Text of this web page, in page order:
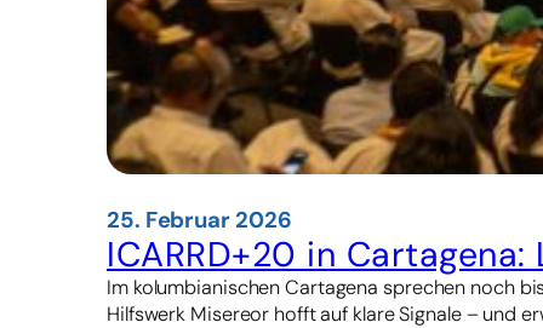
25. Februar 2026
ICARRD+20 in
Im kolumbianischen Cartagena sprechen noch
Hilfswerk Misereor hofft auf klare Signale – und